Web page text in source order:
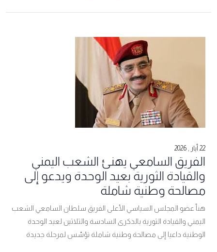
22 أيار , 2026
الفريق السامعي يهنئ الشعب اليمني
والقيادة الثورية بعيد الوحدة ويدعو إلى
مصالحة وطنية شاملة
هنأ عضو المجلس السياسي الأعلى الفريق سلطان السامعي الشعب
اليمني والقيادة الثورية بالذكرى السادسة والثلاثين لعيد الوحدة
الوطنية داعيا إلى مصالحة وطنية شاملة تؤسّس لمرحلة جديدة